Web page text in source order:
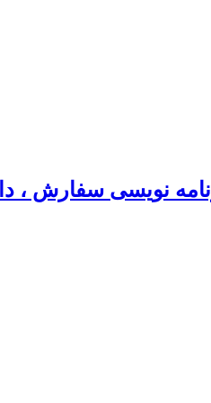
نویسی سفارش ،